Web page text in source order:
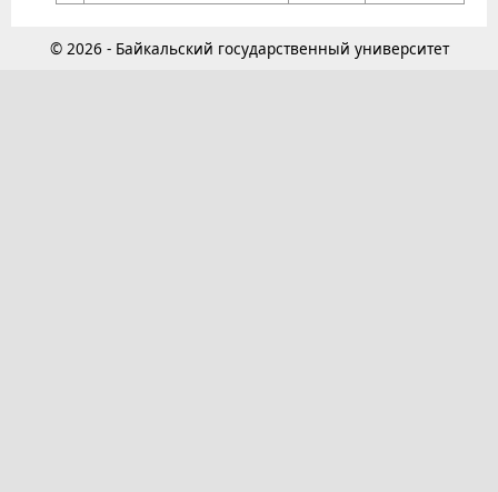
© 2026 - Байкальский государственный университет